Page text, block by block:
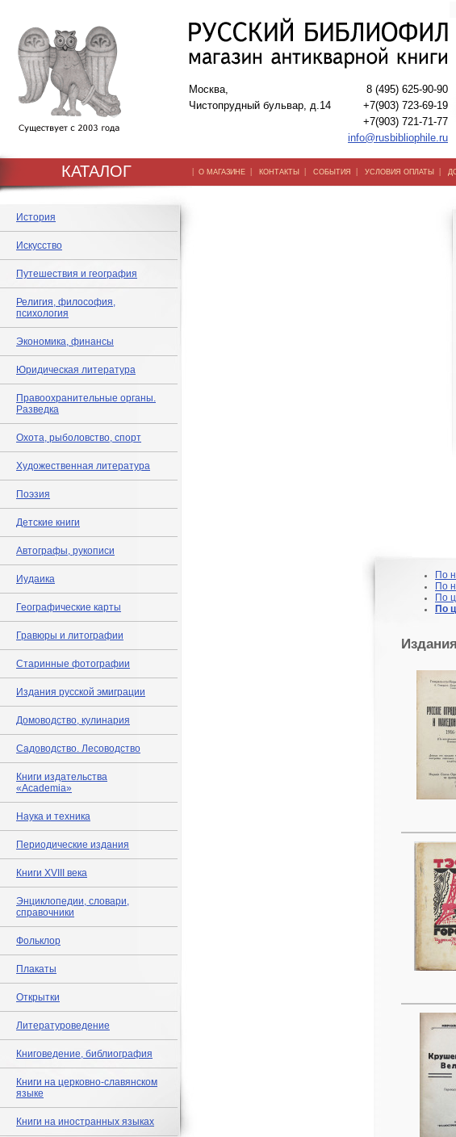
Москва,
Чистопрудный бульвар, д.14
8 (495) 625-90-90
+7(903) 723-69-19
+7(903) 721-71-77
info@rusbibliophile.ru
КАТАЛОГ | О МАГАЗИНЕ | КОНТАКТЫ | СОБЫТИЯ | УСЛОВИЯ ОПЛАТЫ |
История
Искусство
Путешествия и география
Религия, философия,
психология
Экономика, финансы
Юридическая литература
Правоохранительные органы.
Разведка
Охота, рыболовство, спорт
Художественная литература
Поэзия
Детские книги
Автографы, рукописи
Иудаика
Географические карты
Гравюры и литографии
Старинные фотографии
Издания русской эмиграции
Домоводство, кулинария
Садоводство. Лесоводство
Книги издательства
«Academia»
Наука и техника
Периодические издания
Книги XVIII века
Энциклопедии, словари,
справочники
Фольклор
Плакаты
Открытки
Литературоведение
Книговедение, библиография
Книги на церковно-славянском
языке
Книги на иностранных языках
По
По
По
По